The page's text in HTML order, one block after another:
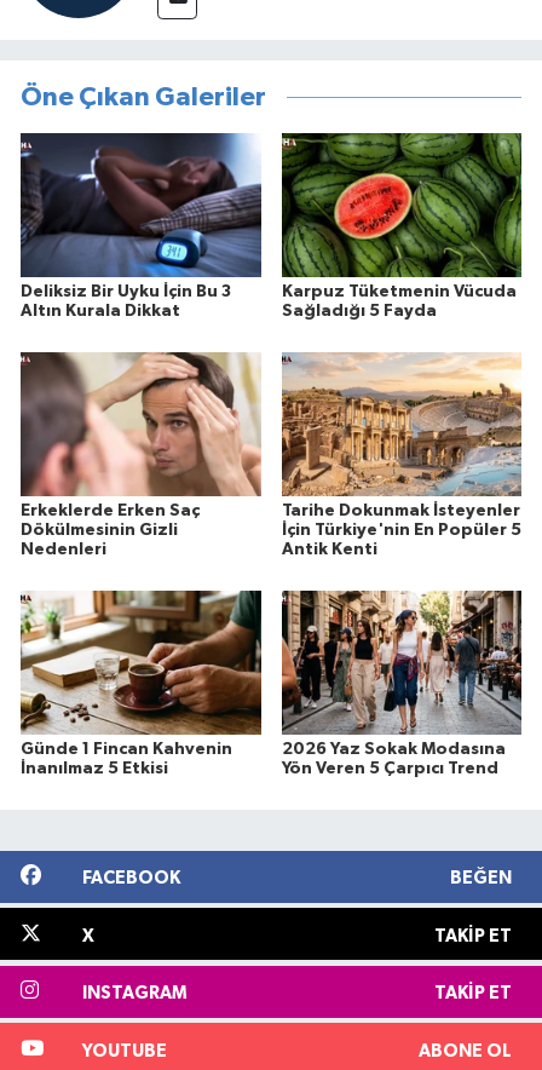
Öne Çıkan Galeriler
Deliksiz Bir Uyku İçin Bu 3
Altın Kurala Dikkat
Karpuz Tüketmenin Vücuda
Sağladığı 5 Fayda
Erkeklerde Erken Saç
Dökülmesinin Gizli
Nedenleri
Tarihe Dokunmak İsteyenler
İçin Türkiye'nin En Popüler 5
Antik Kenti
Günde 1 Fincan Kahvenin
İnanılmaz 5 Etkisi
2026 Yaz Sokak Modasına
Yön Veren 5 Çarpıcı Trend
FACEBOOK BEĞEN
X TAKIP ET
INSTAGRAM TAKIP ET
YOUTUBE ABONE OL